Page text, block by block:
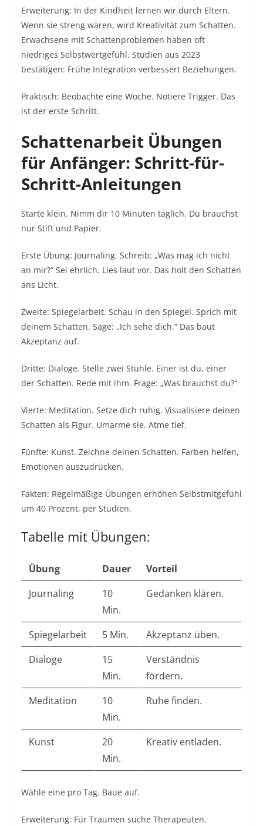
Erweiterung: In der Kindheit lernen wir durch Eltern.
Wenn sie streng waren, wird Kreativität zum Schatten.
Erwachsene mit Schattenproblemen haben oft
niedriges Selbstwertgefühl. Studien aus 2023
bestätigen: Frühe Integration verbessert Beziehungen.​
Praktisch: Beobachte eine Woche. Notiere Trigger. Das
ist der erste Schritt.​
Schattenarbeit Übungen
für Anfänger: Schritt-für-
Schritt-Anleitungen
Starte klein. Nimm dir 10 Minuten täglich. Du brauchst
nur Stift und Papier.​
Erste Übung: Journaling. Schreib: „Was mag ich nicht
an mir?“ Sei ehrlich. Lies laut vor. Das holt den Schatten
ans Licht.​
Zweite: Spiegelarbeit. Schau in den Spiegel. Sprich mit
deinem Schatten. Sage: „Ich sehe dich.“ Das baut
Akzeptanz auf.​
Dritte: Dialoge. Stelle zwei Stühle. Einer ist du, einer
der Schatten. Rede mit ihm. Frage: „Was brauchst du?“​
Vierte: Meditation. Setze dich ruhig. Visualisiere deinen
Schatten als Figur. Umarme sie. Atme tief.​
Fünfte: Kunst. Zeichne deinen Schatten. Farben helfen,
Emotionen auszudrücken.​
Fakten: Regelmäßige Übungen erhöhen Selbstmitgefühl
um 40 Prozent, per Studien.​
Tabelle mit Übungen:
Übung Dauer
Vorteil
Journaling
10
Min.
Gedanken klären. ​
Spiegelarbeit 5 Min.
Akzeptanz üben. ​
Dialoge
15
Min.
Verständnis
fördern. ​
Meditation
10
Min.
Ruhe finden. ​
Kunst
20
Min.
Kreativ entladen. ​
Wähle eine pro Tag. Baue auf.​
Erweiterung: Für Traumen suche Therapeuten.